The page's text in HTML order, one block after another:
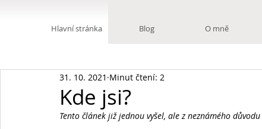
Hlavní stránka Blog O mně
Kde jsi?
31. 10. 2021 Minut čtení: 2
Tento článek již jednou vyšel, ale z neznámého